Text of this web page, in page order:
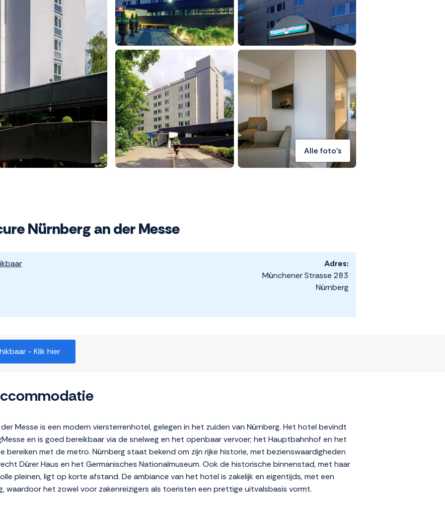
Alle foto's
Nürnberg an der Messe
Adres:
Münchener Strasse 283
Nürnberg
- Klik hier
Messe is een modern viersterrenhotel, gelegen in het zuiden van Nürnberg. Het hotel bevindt
en is goed bereikbaar via de snelweg en het openbaar vervoer; het Hauptbahnhof en het
met de metro. Nürnberg staat bekend om zijn rijke historie, met bezienswaardigheden
Dürer Haus en het Germanisches Nationalmuseum. Ook de historische binnenstad, met haar
pleinen, ligt op korte afstand. De ambiance van het hotel is zakelijk en eigentijds, met een
waardoor het zowel voor zakenreizigers als toeristen een prettige uitvalsbasis vormt.